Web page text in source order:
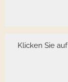
Klicken Sie